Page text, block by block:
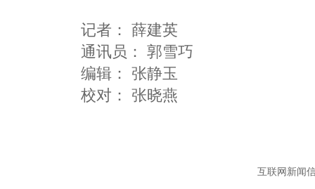
记者： 薛建英
通讯员： 郭雪巧
编辑： 张静玉
互联网新闻